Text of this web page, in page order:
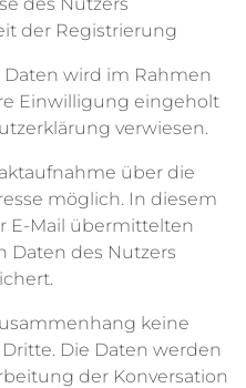
der Registrierung
wird im Rahmen
Einwilligung eingeholt
verwiesen.
über die
möglich. In diesem
E-Mail übermittelten
Daten des Nutzers
keine
Die Daten werden
der Konversation